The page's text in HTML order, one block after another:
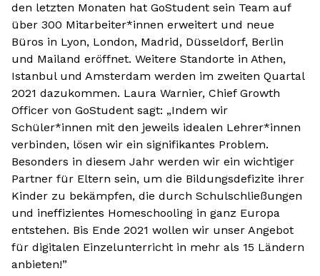
den letzten Monaten hat GoStudent sein Team auf
über 300 Mitarbeiter*innen erweitert und neue
Büros in Lyon, London, Madrid, Düsseldorf, Berlin
und Mailand eröffnet. Weitere Standorte in Athen,
Istanbul und Amsterdam werden im zweiten Quartal
2021 dazukommen. Laura Warnier, Chief Growth
Officer von GoStudent sagt: „Indem wir
Schüler*innen mit den jeweils idealen Lehrer*innen
verbinden, lösen wir ein signifikantes Problem.
Besonders in diesem Jahr werden wir ein wichtiger
Partner für Eltern sein, um die Bildungsdefizite ihrer
Kinder zu bekämpfen, die durch Schulschließungen
und ineffizientes Homeschooling in ganz Europa
entstehen. Bis Ende 2021 wollen wir unser Angebot
für digitalen Einzelunterricht in mehr als 15 Ländern
anbieten!”